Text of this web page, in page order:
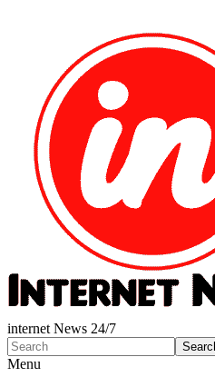
internet News 24/7
Menu